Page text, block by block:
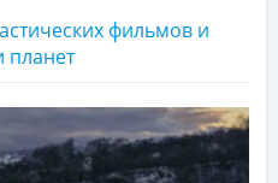
фильмов и
планет